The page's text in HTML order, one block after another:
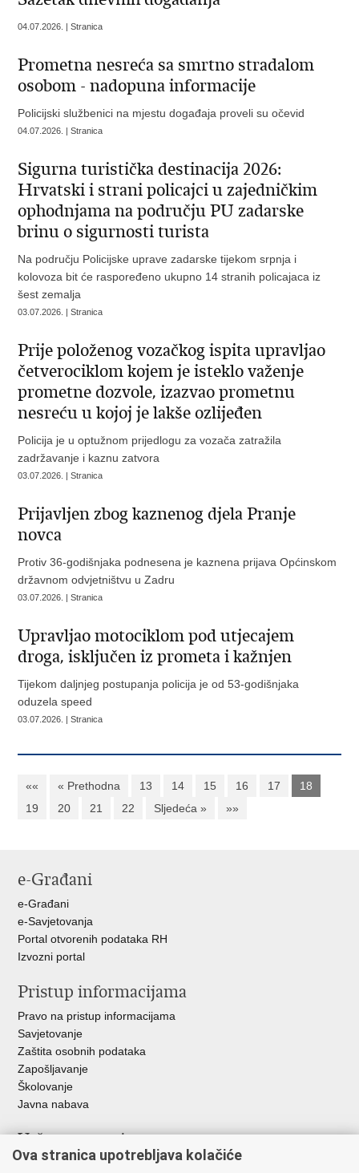
04.07.2026. | Stranica
Prometna nesreća sa smrtno stradalom
osobom - nadopuna informacije
Policijski službenici na mjestu događaja proveli su očevid
04.07.2026. | Stranica
Sigurna turistička destinacija 2026:
Hrvatski i strani policajci u zajedničkim
ophodnjama na području PU zadarske
brinu o sigurnosti turista
Na području Policijske uprave zadarske tijekom srpnja i
kolovoza bit će raspoređeno ukupno 14 stranih policajaca iz
šest zemalja
03.07.2026. | Stranica
Prije položenog vozačkog ispita upravljao
četverociklom kojem je isteklo važenje
prometne dozvole, izazvao prometnu
nesreću u kojoj je lakše ozlijeđen
Policija je u optužnom prijedlogu za vozača zatražila
zadržavanje i kaznu zatvora
03.07.2026. | Stranica
Prijavljen zbog kaznenog djela Pranje
novca
Protiv 36-godišnjaka podnesena je kaznena prijava Općinskom
državnom odvjetništvu u Zadru
03.07.2026. | Stranica
Upravljao motociklom pod utjecajem
droga, isključen iz prometa i kažnjen
Tijekom daljnjeg postupanja policija je od 53-godišnjaka
oduzela speed
03.07.2026. | Stranica
«« « Prethodna 13 14 15 16 17
18
19
20 21 22 Sljedeća » »»
e-Građani
e-Građani
e-Savjetovanja
Portal otvorenih podataka RH
Izvozni portal
Pristup informacijama
Pravo na pristup informacijama
Savjetovanje
Zaštita osobnih podataka
Zapošljavanje
Školovanje
Javna nabava
Važne poveznice
Ministarstvo unutarnjih poslova
Ova stranica upotrebljava kolačiće